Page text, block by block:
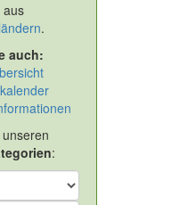
aus
.
auch:
: